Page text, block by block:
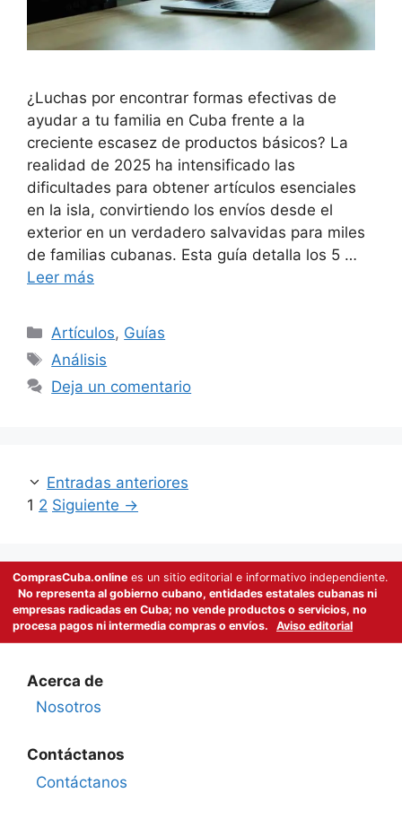
¿Luchas por encontrar formas efectivas de
ayudar a tu familia en Cuba frente a la
creciente escasez de productos básicos? La
realidad de 2025 ha intensificado las
dificultades para obtener artículos esenciales
en la isla, convirtiendo los envíos desde el
exterior en un verdadero salvavidas para miles
de familias cubanas. Esta guía detalla los 5 …
Leer más
Categorías
Artículos, Guías
Etiquetas
Análisis
Deja un comentario
Entradas anteriores
Página
1 Página
2 Siguiente →
ComprasCuba.online es un sitio editorial e informativo independiente.
No representa al gobierno cubano, entidades estatales cubanas ni
empresas radicadas en Cuba; no vende productos o servicios, no
procesa pagos ni intermedia compras o envíos.
Aviso editorial
Acerca de
Nosotros
Contáctanos
Contáctanos